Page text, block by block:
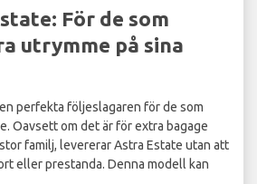
För de som
utrymme på sina
perfekta följeslagaren för de som
Oavsett om det är för extra bagage
familj, levererar Astra Estate utan att
eller prestanda. Denna modell kan